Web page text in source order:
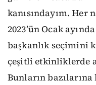
kanısındayım. Her
2023’ün Ocak
başkanlık seçimini
çeşitli etkinliklerde
Bunların